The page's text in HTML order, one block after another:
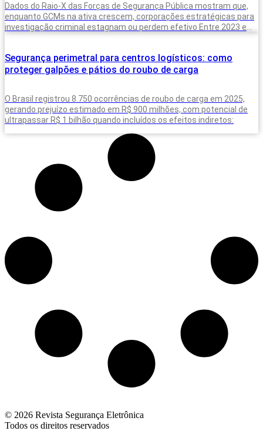
Dados do Raio-X das Forças de Segurança Pública mostram que,
enquanto GCMs na ativa crescem, corporações estratégicas para
investigação criminal estagnam ou perdem efetivo Entre 2023 e
Segurança perimetral para centros logísticos: como
proteger galpões e pátios do roubo de carga
O Brasil registrou 8.750 ocorrências de roubo de carga em 2025,
gerando prejuízo estimado em R$ 900 milhões, com potencial de
ultrapassar R$ 1 bilhão quando incluídos os efeitos indiretos:
© 2026 Revista Segurança Eletrônica
Todos os direitos reservados